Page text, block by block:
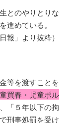
とのやりとりな
進めている。
報」より抜粋）
等を渡すことを
買春・児童ポル
「５年以下の拘
刑事処罰を受け